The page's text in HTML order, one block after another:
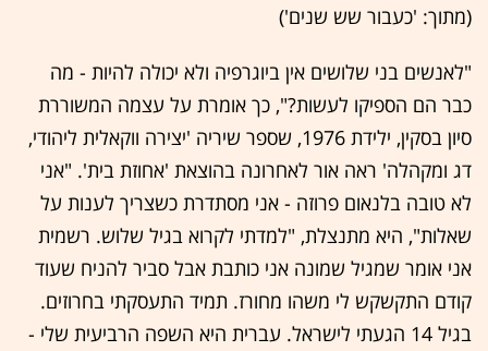
(מתוך: 'כעבור שש שנים')
"לאנשים בני שלושים אין ביוגרפיה ולא יכולה להיות - מה
כבר הם הספיקו לעשות?", כך אומרת על עצמה המשוררת
סיון בסקין, ילידת 1976, שספר שיריה 'יצירה ווקאלית ליהודי,
דג ומקהלה' ראה אור לאחרונה בהוצאת 'אחוזת בית'. "אני
לא טובה בלנאום פרוזה - אני מסתדרת כשצריך לענות על
שאלות", היא מתנצלת, "למדתי לקרוא בגיל שלוש. רשמית
אני אומר שמגיל שמונה אני כותבת אבל סביר להניח שעוד
קודם התקשקש לי משהו מחורז. תמיד התעסקתי בחרוזים.
בגיל 14 הגעתי לישראל. עברית היא השפה הרביעית שלי -